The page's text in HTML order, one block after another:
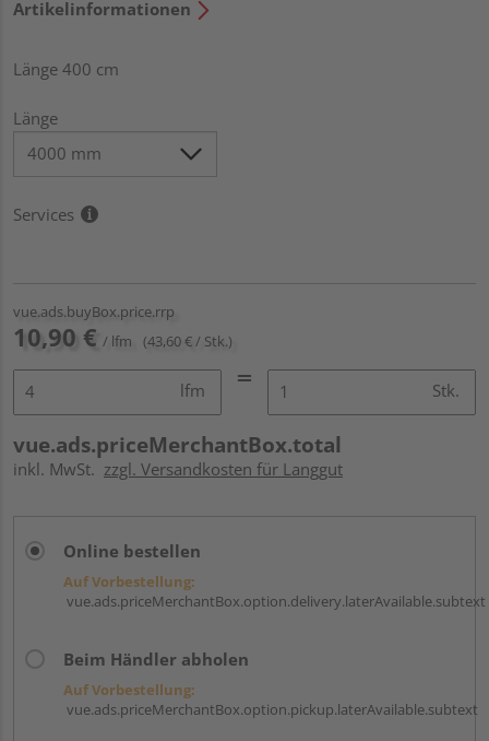
Artikelinformationen
Länge 400 cm
Länge
Services
vue.ads.buyBox.price.rrp
10,90 € / lfm (43,60 € / Stk.)
lfm Stk.
vue.ads.priceMerchantBox.total
inkl. MwSt. zzgl. Versandkosten für Langgut
Online bestellen
Auf Vorbestellung:
vue.ads.priceMerchantBox.option.delivery.laterAvailable.subtext
Beim Händler abholen
Auf Vorbestellung:
vue.ads.priceMerchantBox.option.pickup.laterAvailable.subtext